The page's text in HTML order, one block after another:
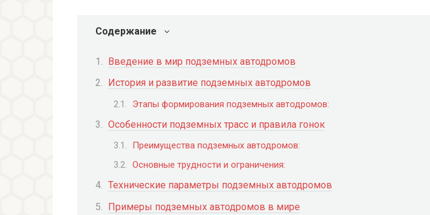
Содержание
Введение в мир подземных автодромов
История и развитие подземных автодромов
Этапы формирования подземных автодромов:
Особенности подземных трасс и правила гонок
Преимущества подземных автодромов:
Основные трудности и ограничения:
Технические параметры подземных автодромов
Примеры подземных автодромов в мире